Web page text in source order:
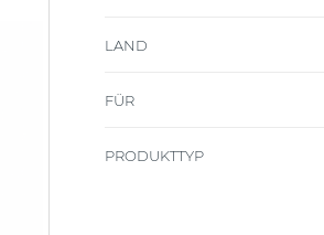
LAND
FÜR
PRODUKTTYP